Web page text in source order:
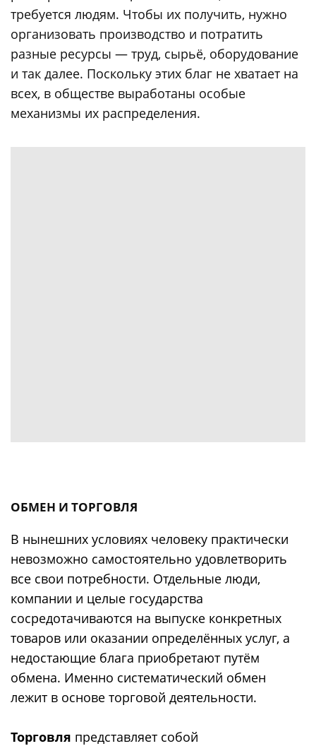
требуется людям. Чтобы их получить, нужно
организовать производство и потратить
разные ресурсы — труд, сырьё, оборудование
и так далее. Поскольку этих благ не хватает на
всех, в обществе выработаны особые
механизмы их распределения.
ОБМЕН И ТОРГОВЛЯ
В нынешних условиях человеку практически
невозможно самостоятельно удовлетворить
все свои потребности. Отдельные люди,
компании и целые государства
сосредотачиваются на выпуске конкретных
товаров или оказании определённых услуг, а
недостающие блага приобретают путём
обмена. Именно систематический обмен
лежит в основе торговой деятельности.
Торговля представляет собой